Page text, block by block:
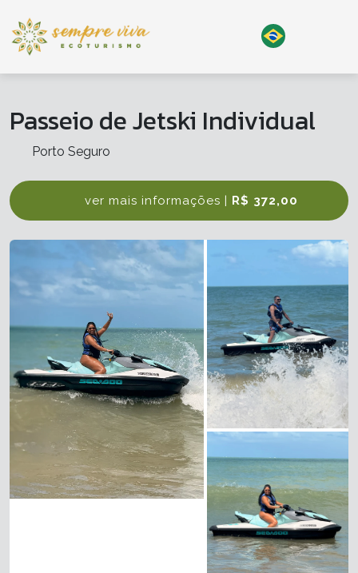
Passeio de Jetski Individual
Porto Seguro
ver mais informações | R$ 372,00